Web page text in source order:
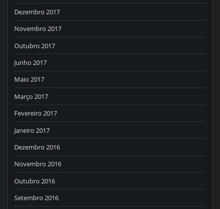
Dezembro 2017
Novembro 2017
Outubro 2017
Junho 2017
Maio 2017
Março 2017
Fevereiro 2017
Janeiro 2017
Dezembro 2016
Novembro 2016
Outubro 2016
Setembro 2016